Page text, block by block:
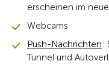
erscheinen im
Webcams
Push-Nachrichten:
Tunnel und